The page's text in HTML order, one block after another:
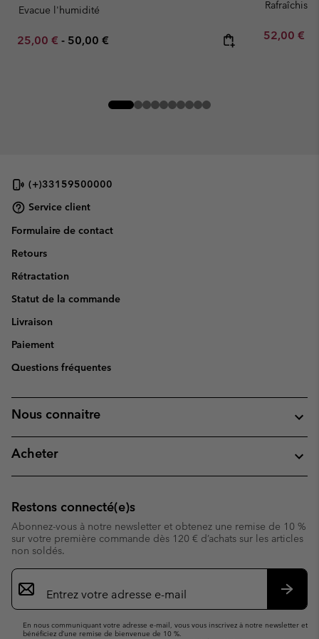
Evacue l'humidité
Minimum sale price:
25,00 € - Maximum price:
50,00 € Minimum
52,00 €
(+)33159500000
Service client
Formulaire de contact
Retours
Rétractation
Statut de la commande
Livraison
Paiement
Questions fréquentes
Nous connaitre
Acheter
Restons connecté(e)s
Abonnez-vous à notre newsletter et obtenez une remise de 10 %
sur votre première commande dès 120 € d’achats sur les articles
non soldés.
Inscription
par
e-
En nous communiquant votre adresse e-mail, vous vous inscrivez à notre newsletter et
bénéficiez d’une remise de bienvenue de 10 %.